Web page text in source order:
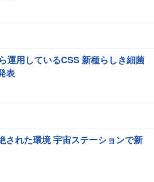
運用しているCSS 新種らしき細菌
表
された環境 宇宙ステーションで新